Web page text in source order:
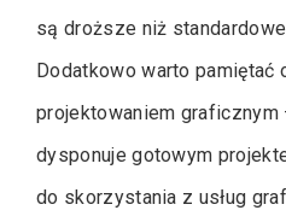
są droższe niż
Dodatkowo warto
projektowaniem
dysponuje gotowym
do skorzystania z usług